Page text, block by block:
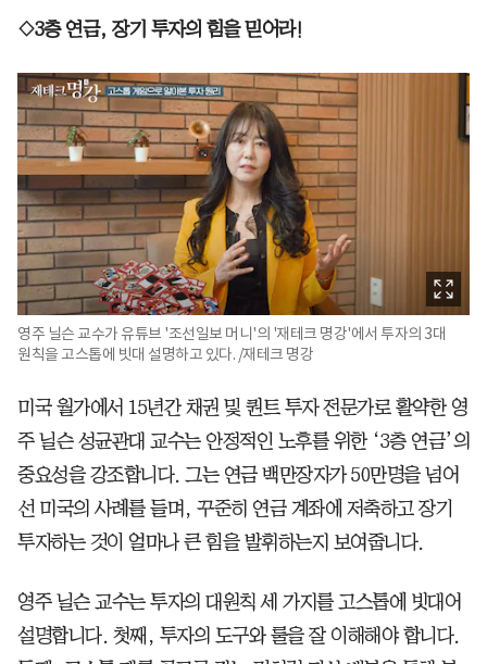
◇3층 연금, 장기 투자의 힘을 믿어라!
영주 닐슨 교수가 유튜브 '조선일보 머니'의 '재테크 명강'에서 투자의 3대
원칙을 고스톱에 빗대 설명하고 있다. /재테크 명강
미국 월가에서 15년간 채권 및 퀀트 투자 전문가로 활약한 영
주 닐슨 성균관대 교수는 안정적인 노후를 위한 ‘3층 연금’의
중요성을 강조합니다. 그는 연금 백만장자가 50만명을 넘어
선 미국의 사례를 들며, 꾸준히 연금 계좌에 저축하고 장기
투자하는 것이 얼마나 큰 힘을 발휘하는지 보여줍니다.
영주 닐슨 교수는 투자의 대원칙 세 가지를 고스톱에 빗대어
설명합니다. 첫째, 투자의 도구와 룰을 잘 이해해야 합니다.